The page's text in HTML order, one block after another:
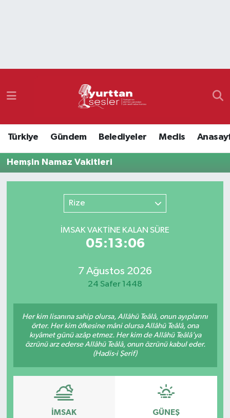
Türkiye Gündem Belediyeler Meclis
Hemşin Namaz Vakitleri
Rize
İMSAK VAKTİNE KALAN SÜRE
05:13:06
7 Ağustos 2026
24 Safer 1448
Her kim lisanına sahip olursa, Allâhü Teâlâ, onun ayıplarını
örter. Her kim öfkesine mâni olursa Allâhü Teâlâ, ona
kıyâmet günü azâp etmez. Her kim de Allâhü Teâlâ’ya
özrünü arz ederse Allâhü Teâlâ, onun özrünü kabul eder.
(Hadis-i Şerif)
İMSAK GÜNEŞ
Namaz Vakitleri
Süper Lig Puan Durumu ve Fikstür
Son Dakika Haberleri